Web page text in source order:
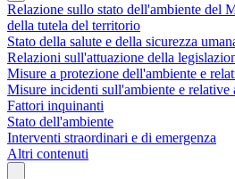
Relazione sullo stato dell'ambiente del
della tutela del territorio
Stato della salute e della sicurezza
Relazioni sull'attuazione della
Misure a protezione dell'ambiente e
Misure incidenti sull'ambiente e relative
Fattori inquinanti
Stato dell'ambiente
Interventi straordinari e di emergenza
Altri contenuti